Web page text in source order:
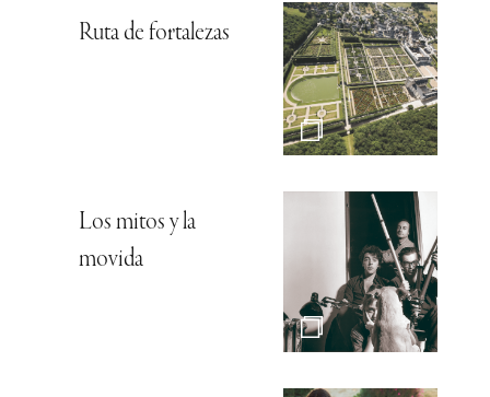
Ruta de fortalezas
Los mitos y la
movida